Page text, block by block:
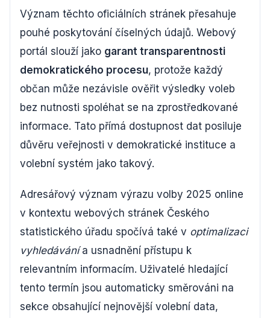
Význam těchto oficiálních stránek přesahuje
pouhé poskytování číselných údajů. Webový
portál slouží jako garant transparentnosti
demokratického procesu, protože každý
občan může nezávisle ověřit výsledky voleb
bez nutnosti spoléhat se na zprostředkované
informace. Tato přímá dostupnost dat posiluje
důvěru veřejnosti v demokratické instituce a
volební systém jako takový.
Adresářový význam výrazu volby 2025 online
v kontextu webových stránek Českého
statistického úřadu spočívá také v optimalizaci
vyhledávánía usnadnění přístupu k
relevantním informacím. Uživatelé hledající
tento termín jsou automaticky směrováni na
sekce obsahující nejnovější volební data,